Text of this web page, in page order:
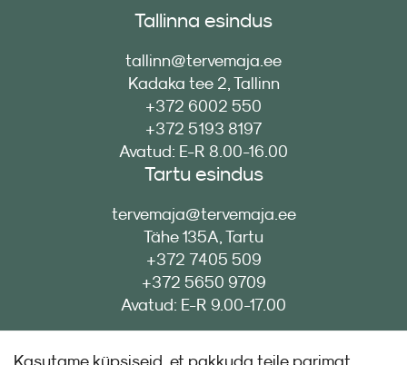
Tallinna esindus
tallinn@tervemaja.ee
Kadaka tee 2, Tallinn
+372 6002 550
+372 5193 8197
Avatud: E-R 8.00-16.00
Tartu esindus
tervemaja@tervemaja.ee
Tähe 135A, Tartu
+372 7405 509
+372 5650 9709
Avatud: E-R 9.00-17.00
Kasutame küpsiseid, et pakkuda teile parimat